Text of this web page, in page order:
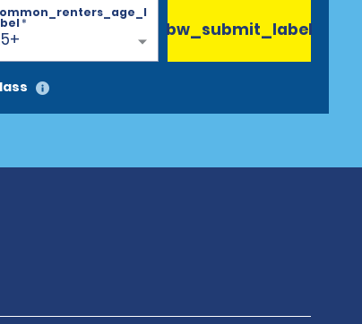
* bw_submit_label